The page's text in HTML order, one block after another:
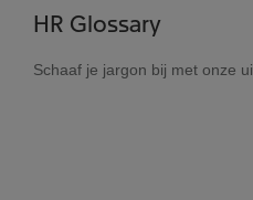
HR Glossary
Schaaf je jargon bij met onze